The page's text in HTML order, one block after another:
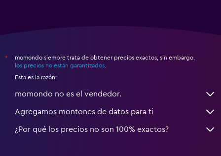
*
momondo siempre trata de obtener precios exactos, sin embargo,
los precios no están garantizados
Esta es la razón:
momondo no es el vendedor.
Agregamos montones de datos para ti
¿Por qué los precios no son 100% exactos?